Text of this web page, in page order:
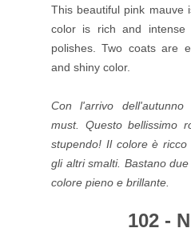
This beautiful pink mauve
color is rich and
polishes. Two coats are
and shiny color.
Con l'arrivo
must. Questo bellissimo
stupendo! Il colore è
gli altri smalti. Bastano
colore pieno e brillante.
102 -